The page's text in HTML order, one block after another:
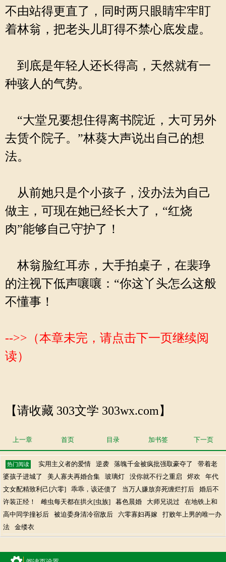
不由站得更直了，同时两只眼睛牢牢盯
着林翁，把老头儿盯得不禁心底发虚。
到底是年轻人还长得高，天然就有一
种骇人的气势。
“大堂兄要想住得离书院近，大可另外
去赁个院子。”林葵大声说出自己的想
法。
从前她只是个小孩子，没办法为自己
做主，可现在她已经长大了，“红烧
肉”能够自己守护了！
林翁脸红耳赤，大手拍桌子，在裴琤
的注视下低声嚷嚷：“你这丫头怎么这般
不懂事！
-->>（本章未完，请点击下一页继续阅
读）
【请收藏 303文学 303wx.com】
上一章 首页 目录 加书签 下一页
热门阅读 实用主义者的爱情 逆袭 落魄千金被疯批强取豪夺了
带着老
婆孩子进城了
美人寡夫再婚合集 玻璃灯 没你就不行之重启 烬欢
年代
文女配精致利己[六零]
乖乖，该还债了 当万人嫌放弃死缠烂打后
婚后不
许装正经！
雌虫每天都在拱火[虫族] 暮色晨婚 大师兄说过
在地铁上和
高中同学撞衫后
被迫委身清冷宿敌后 六零寡妇再嫁
打败年上男的唯一办
法
金缕衣